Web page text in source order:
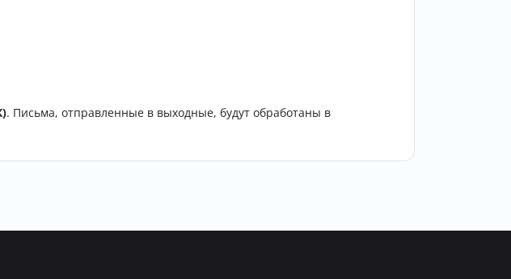
. Письма, отправленные в выходные, будут обработаны в